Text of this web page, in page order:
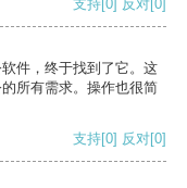
支持[0] 反对[0]
件，终于找到了它。这
所有需求。操作也很简
支持[0] 反对[0]